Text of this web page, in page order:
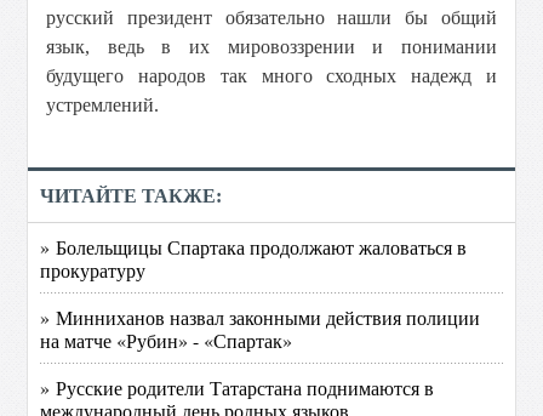
русский президент обязательно нашли бы общий
язык, ведь в их мировоззрении и понимании
будущего народов так много сходных надежд и
устремлений.
ЧИТАЙТЕ ТАКЖЕ:
» Болельщицы Спартака продолжают жаловаться в
прокуратуру
» Минниханов назвал законными действия полиции
на матче «Рубин» - «Спартак»
» Русские родители Татарстана поднимаются в
международный день родных языков